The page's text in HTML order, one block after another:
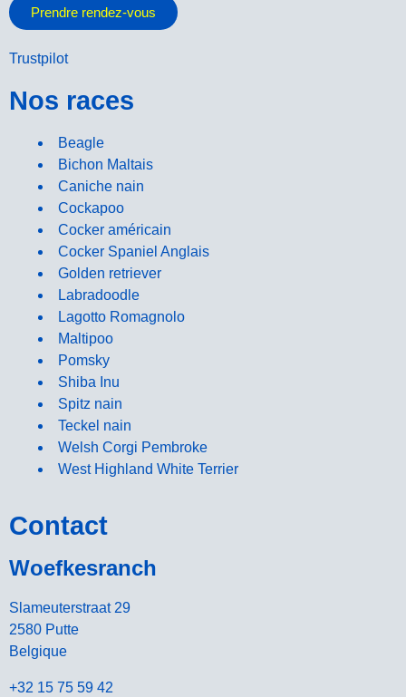
Prendre rendez-vous
Trustpilot
Nos races
Beagle
Bichon Maltais
Caniche nain
Cockapoo
Cocker américain
Cocker Spaniel Anglais
Golden retriever
Labradoodle
Lagotto Romagnolo
Maltipoo
Pomsky
Shiba Inu
Spitz nain
Teckel nain
Welsh Corgi Pembroke
West Highland White Terrier
Contact
Woefkesranch
Slameuterstraat 29
2580 Putte
Belgique
+32 15 75 59 42